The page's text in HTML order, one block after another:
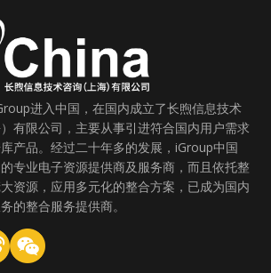
进入中国，在国内成立了长煦信息技术
有限公司，主要从事引进符合国内用户需求
产品。经过二十年多的发展，iGroup中国
专业电子资源提供商及服务商，而且依托整
资源，应用多元化的整合方案，已成为国内
的整合服务提供商。